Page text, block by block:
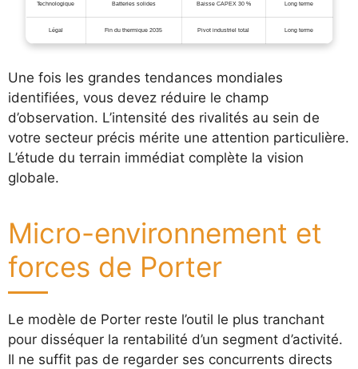
Technologique Batteries solides Baisse CAPEX 30 % Long terme
Légal Fin du thermique 2035 Pivot industriel total Long terme
Une fois les grandes tendances mondiales
identifiées, vous devez réduire le champ
d’observation. L’intensité des rivalités au sein de
votre secteur précis mérite une attention particulière.
L’étude du terrain immédiat complète la vision
globale.
Micro-environnement et
forces de Porter
Le modèle de Porter reste l’outil le plus tranchant
pour disséquer la rentabilité d’un segment d’activité.
Il ne suffit pas de regarder ses concurrents directs